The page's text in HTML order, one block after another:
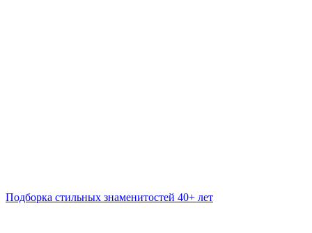
Подборка стильных знаменитостей 40+ лет